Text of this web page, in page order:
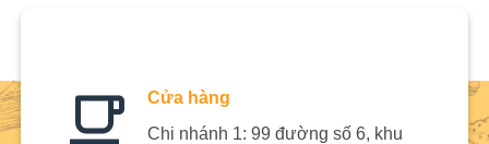
Cửa hàng
Chi nhánh 1: 99 đường số 6, khu